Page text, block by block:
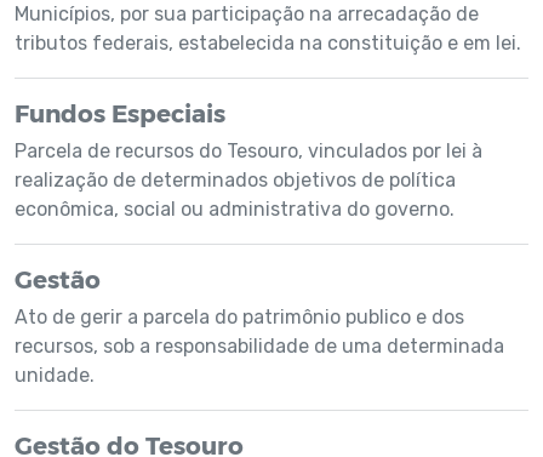
Municípios, por sua participação na arrecadação de
tributos federais, estabelecida na constituição e em lei.
Fundos Especiais
Parcela de recursos do Tesouro, vinculados por lei à
realização de determinados objetivos de política
econômica, social ou administrativa do governo.
Gestão
Ato de gerir a parcela do patrimônio publico e dos
recursos, sob a responsabilidade de uma determinada
unidade.
Gestão do Tesouro